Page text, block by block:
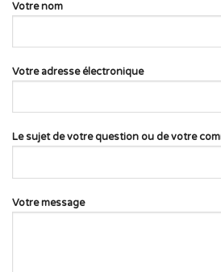
Votre nom
Votre adresse électronique
Le sujet de votre question ou de votre
Votre message